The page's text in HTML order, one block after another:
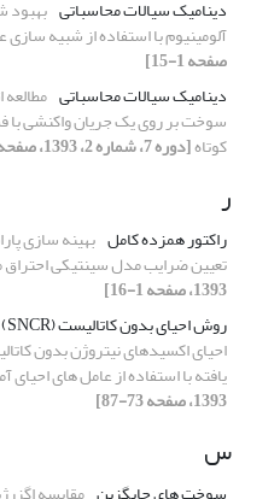
دینامیک سیالات محاسباتی بهبود
آلومینیوم با استفاده از شبیه‏
صفحه 1-15]
دینامیک سیالات محاسباتی
سوخت بر روی یک جریان واکنشی با
کوتاه[دوره 7، شماره 2، 1393، صفحه 77-95]
ر
راکتور همزده کامل بهینه سازی
تعیین ضرایب مدل سینتیکی احتراق
1393، صفحه 1-16]
روش احیای بدون کاتالیست (SNCR)
احیای اکسیدهای نیتروژن بدون
یافته با استفاده از عامل­ های احیای
1393، صفحه 73-87]
س